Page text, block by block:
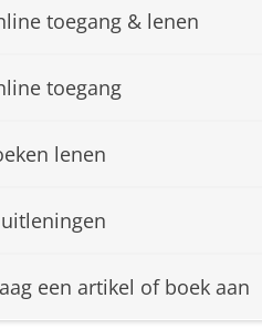
toegang & lenen
toegang
lenen
uitleningen
een artikel of boek aan